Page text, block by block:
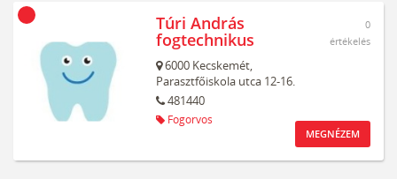
Túri András
fogtechnikus
6000 Kecskemét,
Parasztfőiskola utca 12-16.
481440
Fogorvos
0
értékelés
MEGNÉZEM